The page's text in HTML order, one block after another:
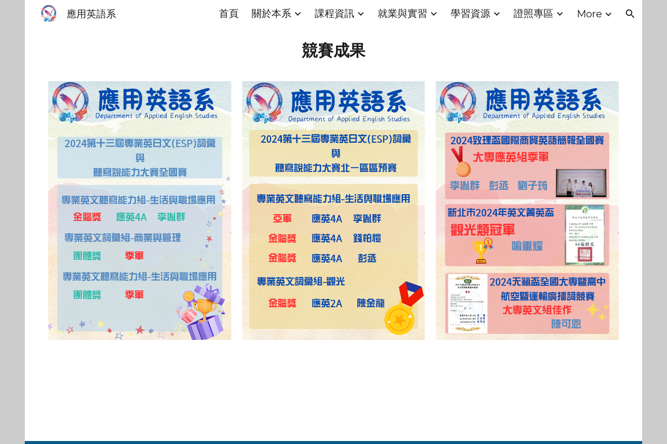
Skip to main content Skip to navigation
應用英語系 首頁 關於本系 課程資訊 就業與實習 學習資源 證照專區 More
競賽成果